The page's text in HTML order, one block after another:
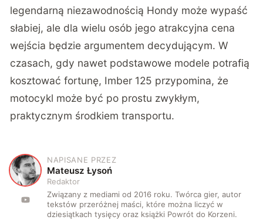
legendarną niezawodnością Hondy może wypaść
słabiej, ale dla wielu osób jego atrakcyjna cena
wejścia będzie argumentem decydującym. W
czasach, gdy nawet podstawowe modele potrafią
kosztować fortunę, Imber 125 przypomina, że
motocykl może być po prostu zwykłym,
praktycznym środkiem transportu.
M
NAPISANE PRZEZ
Mateusz Łysoń
Redaktor
Związany z mediami od 2016 roku. Twórca gier, autor
tekstów przeróżnej maści, które można liczyć w
dziesiątkach tysięcy oraz książki Powrót do Korzeni.